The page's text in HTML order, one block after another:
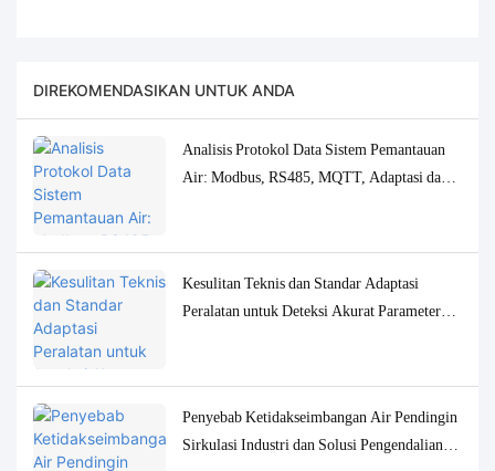
DIREKOMENDASIKAN UNTUK ANDA
Analisis Protokol Data Sistem Pemantauan
Air: Modbus, RS485, MQTT, Adaptasi dan
Kesulitan Teknis dan Standar Adaptasi
Peralatan untuk Deteksi Akurat Parameter
Penyebab Ketidakseimbangan Air Pendingin
Sirkulasi Industri dan Solusi Pengendalian